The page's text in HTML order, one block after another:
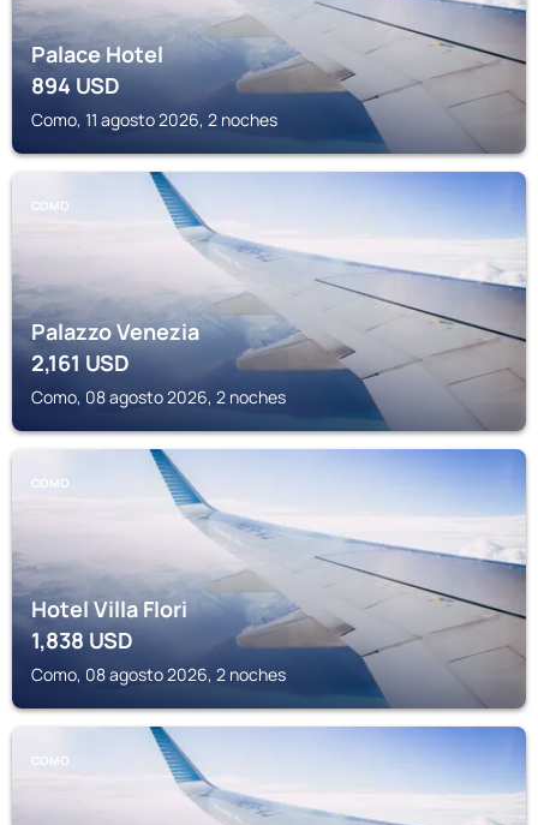
Palace Hotel
894USD
Como, 11 agosto 2026, 2 noches
COMO
Palazzo Venezia
2,161USD
Como, 08 agosto 2026, 2 noches
COMO
Hotel Villa Flori
1,838USD
Como, 08 agosto 2026, 2 noches
COMO